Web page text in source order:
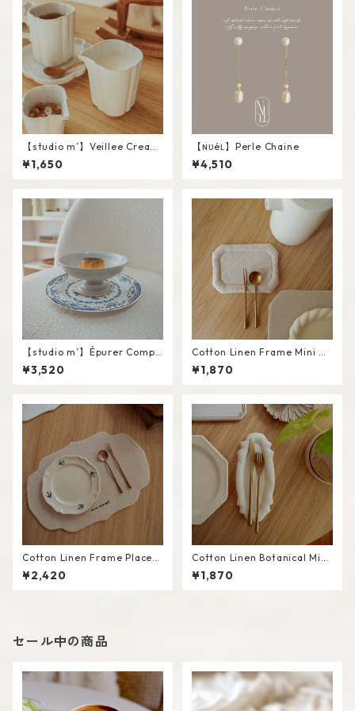
【studio m’】Veillee Cream
er #White / L
¥1,650
【ɴᴜéʟ】Perle Chaine
¥4,510
【studio m’】Épurer Compo
te #White / M
¥3,520
Cotton Linen Frame Mini M
at #Beige
¥1,870
Cotton Linen Frame Placem
at #Beige
¥2,420
Cotton Linen Botanical Mini
Mat #White
¥1,870
セール中の商品